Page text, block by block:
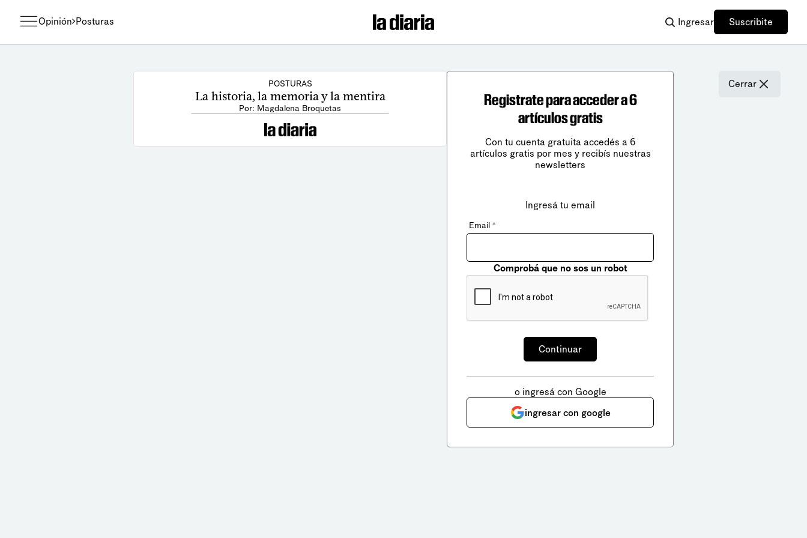
Opinión Posturas Ingresar Suscribite
POSTURAS
La historia, la memoria y la mentira
Por: Magdalena Broquetas
Cerrar
Registrate para acceder a 6
artículos gratis
Con tu cuenta gratuita accedés a 6
artículos gratis por mes y recibís nuestras
newsletters
Ingresá tu email
Email *
Comprobá que no sos un robot
o ingresá con Google
ingresar con google